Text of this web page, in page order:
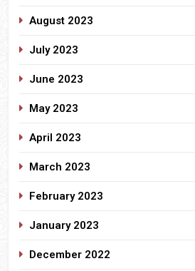
August 2023
July 2023
June 2023
May 2023
April 2023
March 2023
February 2023
January 2023
December 2022